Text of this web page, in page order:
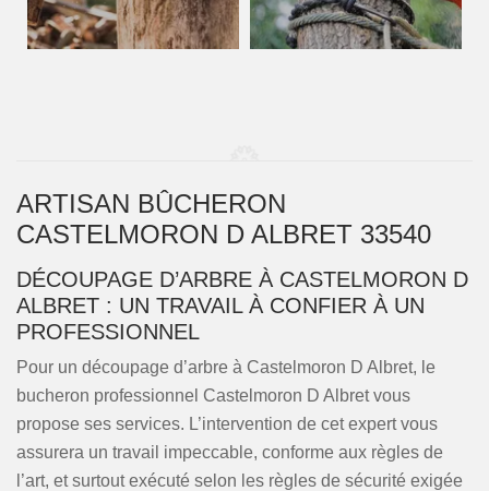
ARTISAN BÛCHERON
CASTELMORON D ALBRET 33540
DÉCOUPAGE D’ARBRE À CASTELMORON D
ALBRET : UN TRAVAIL À CONFIER À UN
PROFESSIONNEL
Pour un découpage d’arbre à Castelmoron D Albret, le
bucheron professionnel Castelmoron D Albret vous
propose ses services. L’intervention de cet expert vous
assurera un travail impeccable, conforme aux règles de
l’art, et surtout exécuté selon les règles de sécurité exigée